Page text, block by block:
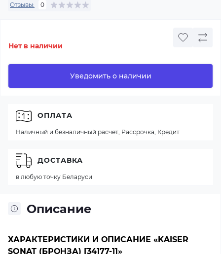
Отзывы: 0
Нет в наличии
Уведомить о наличии
Описание
ХАРАКТЕРИСТИКИ И ОПИСАНИЕ «KAISER
SONAT (БРОНЗА) [34177-1]»
ОПЛАТА
Наличный и безналичный расчет, Рассрочка, Кредит
ДОСТАВКА
в любую точку Беларуси